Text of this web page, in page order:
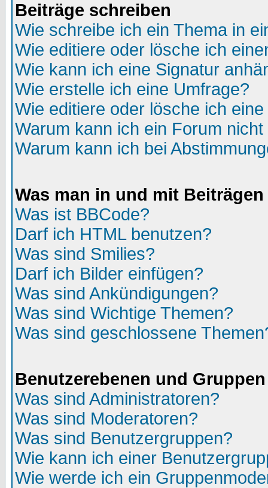
Beiträge schreiben
Wie schreibe ich ein Thema in
Wie editiere oder lösche ich
Wie kann ich eine Signatur
Wie erstelle ich eine Umfrage?
Wie editiere oder lösche ich
Warum kann ich ein Forum
Warum kann ich bei
Was man in und mit
Was ist BBCode?
Darf ich HTML benutzen?
Was sind Smilies?
Darf ich Bilder einfügen?
Was sind Ankündigungen?
Was sind Wichtige Themen?
Was sind geschlossene
Benutzerebenen und Gruppen
Was sind Administratoren?
Was sind Moderatoren?
Was sind Benutzergruppen?
Wie kann ich einer
Wie werde ich ein